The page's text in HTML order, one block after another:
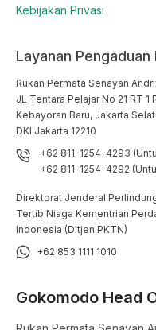
Kebijakan Privasi
Layanan Pengaduan
Rukan Permata Senayan
JL Tentara Pelajar No 21 RT 1
Kebayoran Baru, Jakarta
DKI Jakarta 12210
+62 811-1254-4293
+62 811-1254-4292
Direktorat Jenderal
Tertib Niaga Kementrian
Indonesia (Ditjen PKTN)
+62 853 1111 1010
Gokomodo Head